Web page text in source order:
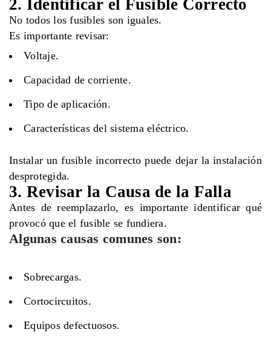
2. Identificar el Fusible Correcto
No todos los fusibles son iguales.
Es importante revisar:
Voltaje.
Capacidad de corriente.
Tipo de aplicación.
Características del sistema eléctrico.
Instalar un fusible incorrecto puede dejar la instalación
desprotegida.
3. Revisar la Causa de la Falla
Antes de reemplazarlo, es importante identificar qué
provocó que el fusible se fundiera.
Algunas causas comunes son:
Sobrecargas.
Cortocircuitos.
Equipos defectuosos.